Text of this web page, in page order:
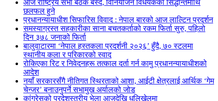
आज राष्ट्रिय सभा बैठक बस्दै, विनियोजन विधेयकका सिद्धान्तमाथि
छलफल हुने
प्रधानन्यायाधीश सिफारिस विवाद : नेपाल बारको आज लाल्टिन प्रदर्शन
समस्याग्रस्त सहकारीका साना बचतकर्ताको रकम फिर्ता सुरु, पहिलो
दिन ३७८ जनाको फिर्ता
बालुवाटारमा ‘नेपाल हस्तकला प्रदर्शनी २०२६’ हुँदै, ७० स्टलमा
स्थानीय कला र परिकारको स्वाद
रोकिएका रिट र निवेदनहरू तत्काल दर्ता गर्न कामु प्रधानन्यायाधीशको
आदेश
नयाँ सरकारसँगै नीतिगत स्थिरताको आशा, आईटी क्षेत्रलाई आर्थिक ‘गेम
चेन्जर’ बनाउनुपर्ने सभामुख अर्यालको जोड
कांग्रेसको प्रदेशस्तरीय भेला आजदेखि धुलिखेलमा